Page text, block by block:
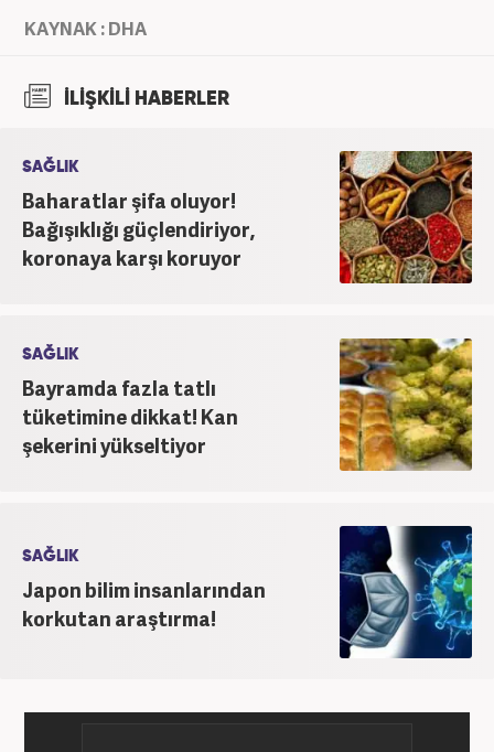
KAYNAK : DHA
İLİŞKİLİ HABERLER
SAĞLIK
Baharatlar şifa oluyor!
Bağışıklığı güçlendiriyor,
koronaya karşı koruyor
SAĞLIK
Bayramda fazla tatlı
tüketimine dikkat! Kan
şekerini yükseltiyor
SAĞLIK
Japon bilim insanlarından
korkutan araştırma!